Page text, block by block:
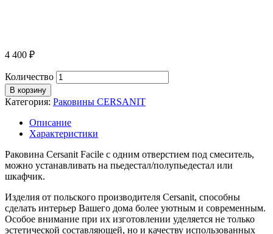
4 400 ₽
Количество
В корзину
Категория: Раковины CERSANIT
Описание
Характеристики
Раковина Cersanit Facile с одним отверстием под смеситель,
можно устанавливать на пьедестал/полупьедестал или
шкафчик.
Изделия от польского производителя Cersanit, способны
сделать интерьер Вашего дома более уютным и современным.
Особое внимание при их изготовлении уделяется не только
эстетической составляющей, но и качеству использованных